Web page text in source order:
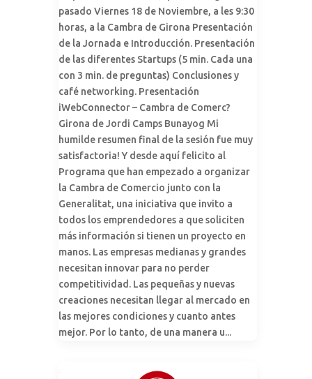
pasado Viernes 18 de Noviembre, a les 9:30
horas, a la Cambra de Girona Presentación
de la Jornada e Introducción. Presentación
de las diferentes Startups (5 min. Cada una
con 3 min. de preguntas) Conclusiones y
café networking. Presentación
iWebConnector – Cambra de Comerc?
Girona de Jordi Camps Bunayog Mi
humilde resumen final de la sesión fue muy
satisfactoria! Y desde aquí felicito al
Programa que han empezado a organizar
la Cambra de Comercio junto con la
Generalitat, una iniciativa que invito a
todos los emprendedores a que soliciten
más información si tienen un proyecto en
manos. Las empresas medianas y grandes
necesitan innovar para no perder
competitividad. Las pequeñas y nuevas
creaciones necesitan llegar al mercado en
las mejores condiciones y cuanto antes
mejor. Por lo tanto, de una manera u...